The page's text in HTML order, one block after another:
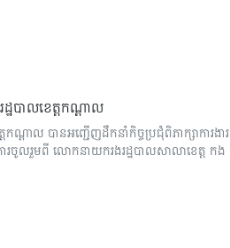
ដ្ឋបាលខេត្តកណ្តាល
តាល បានអញ្ជើញដឹកនាំកិច្ចប្រជុំពិភាក្សាការងារ
ារចូលរួមពី លោកនាយករងរដ្ឋបាលសាលាខេត្ត កង